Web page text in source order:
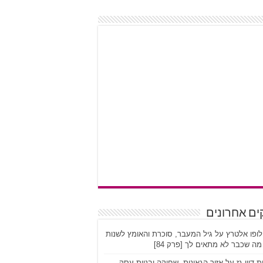
אחרונים
לופו אלטרץ על גיל המעבר, סוכרת והאומץ לשנות
שכבר לא מתאים לך [פרק 84]